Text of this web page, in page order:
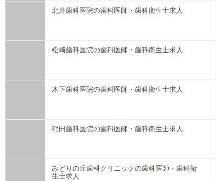
北井歯科医院の歯科医師・歯科衛生士求人
松崎歯科医院の歯科医師・歯科衛生士求人
木下歯科医院の歯科医師・歯科衛生士求人
稲田歯科医院の歯科医師・歯科衛生士求人
みどりの丘歯科クリニックの歯科医師・歯科衛
生士求人